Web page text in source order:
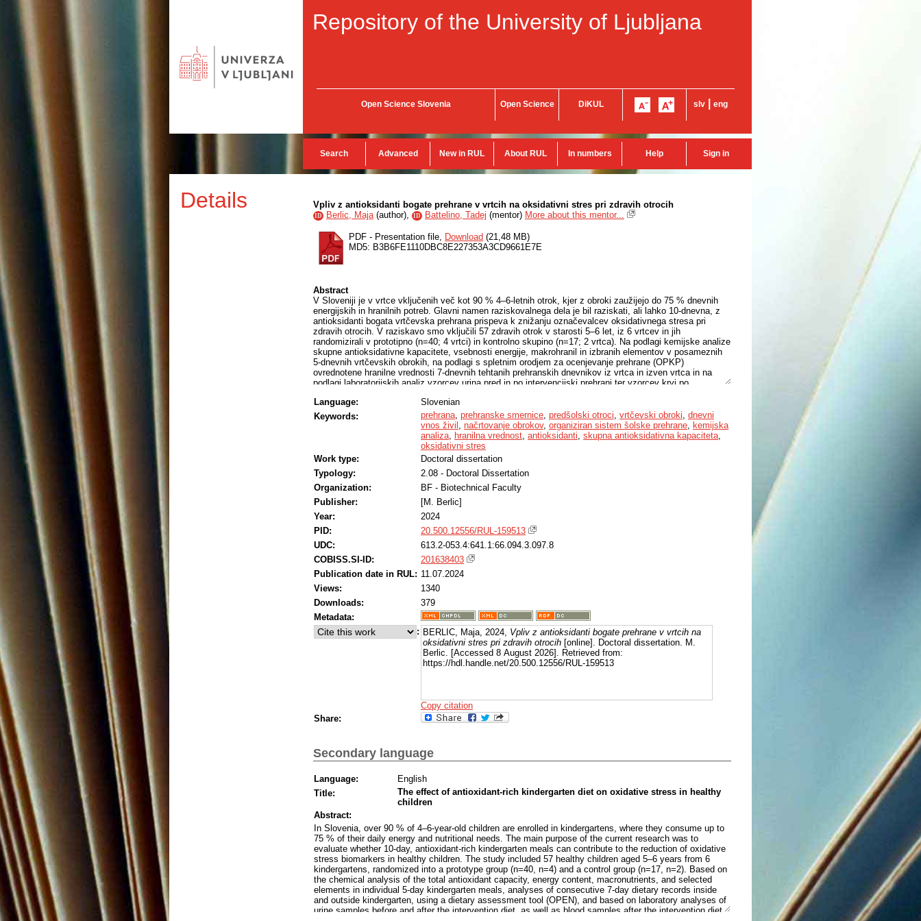
Repository of the University of Ljubljana
Open Science Slovenia Open Science DiKUL slv eng
Search Advanced New in RUL About RUL In numbers Help Sign in
Details Vpliv z antioksidanti bogate prehrane v vrtcih na oksidativni stres pri zdravih otrocih
ID Berlic, Maja(author), ID Battelino, Tadej (mentor) More about this mentor...
PDF - Presentation file, Download (21,48 MB)
MD5: B3B6FE1110DBC8E227353A3CD9661E7E
Abstract
V Sloveniji je v vrtce vključenih več kot 90 % 4–6-letnih otrok, kjer z obroki zaužijejo do 75 % dnevnih
energijskih in hranilnih potreb. Glavni namen raziskovalnega dela je bil raziskati, ali lahko 10-dnevna, z
antioksidanti bogata vrtčevska prehrana prispeva k znižanju označevalcev oksidativnega stresa pri
zdravih otrocih. V raziskavo smo vključili 57 zdravih otrok v starosti 5–6 let, iz 6 vrtcev in jih
randomizirali v prototipno (n=40; 4 vrtci) in kontrolno skupino (n=17; 2 vrtca). Na podlagi kemijske analize
skupne antioksidativne kapacitete, vsebnosti energije, makrohranil in izbranih elementov v posameznih
5-dnevnih vrtčevskih obrokih, na podlagi s spletnim orodjem za ocenjevanje prehrane (OPKP)
ovrednotene hranilne vrednosti 7-dnevnih tehtanih prehranskih dnevnikov iz vrtca in izven vrtca in na
podlagi laboratorijskih analiz vzorcev urina pred in po intervencijski prehrani ter vzorcev krvi po
obroki) s prispevkom kontrolnih vrtčevskih obrokov, na označevalce oksidativnega stresa pri
udeležencih. Rezultati raziskave so pokazali, da je dobro načrtovana in natančno izvedena vrtčevska
prehrana bogata z antioksidanti, v primerjavi s kontrolno vrtčevsko prehrano, prispevala k bolj optimalnim
dnevnim vnosom zdravih skupin živil pri udeležencih, k bolj optimalni prehranski kakovosti pripravljenih
obrokov in prispevala k visokemu skupnemu vnosu prehranskih antioksidantov pri udeležencih
raziskave. Vse to se je odrazilo v signifikantnem znižanju 8-izo-15-prostaglandina-F-2 alfa v urinu
udeležencev prototipne skupine po končani intervenciji in v signifikantno negativni korelaciji med vnosom
prehranskih antioksidantov in serumskimi označevalci oksidativnega stresa. Naše ugotovitve močno
spodbujajo ponujanje z antioksidanti bogate prehrane v vrtcu, zaradi njenega potencialnega prispevka k
varovanju zdravja.
Language:
Slovenian
Keywords:
prehrana, prehranske smernice, predšolski otroci, vrtčevski obroki, dnevni
vnos živil , načrtovanje obrokov, organiziran sistem šolske prehrane, kemijska
analiza, hranilna vrednost, antioksidanti, skupna antioksidativna kapaciteta,
oksidativni stres
Work type:
Doctoral dissertation
Typology:
2.08 - Doctoral Dissertation
Organization:
BF - Biotechnical Faculty
Publisher:
[M. Berlic]
Year:
2024
PID:
20.500.12556/RUL-159513
UDC:
613.2-053.4:641.1:66.094.3.097.8
COBISS.SI-ID:
201638403
Publication date in RUL: 11.07.2024
Views:
1340
Downloads:
379
Metadata:
: BERLIC, Maja, 2024, Vpliv z antioksidanti bogate prehrane v vrtcih na
oksidativni stres pri zdravih otrocih [online]. Doctoral dissertation. M.
Berlic. [Accessed 8 August 2026]. Retrieved from:
https://hdl.handle.net/20.500.12556/RUL-159513
Copy citation
Share:
Secondary language
Language:
English
Title:
The effect of antioxidant-rich kindergarten diet on oxidative stress in healthy
children
Abstract:
In Slovenia, over 90 % of 4–6-year-old children are enrolled in kindergartens, where they consume up to
75 % of their daily energy and nutritional needs. The main purpose of the current research was to
evaluate whether 10-day, antioxidant-rich kindergarten meals can contribute to the reduction of oxidative
stress biomarkers in healthy children. The study included 57 healthy children aged 5–6 years from 6
kindergartens, randomized into a prototype group (n=40, n=4) and a control group (n=17, n=2). Based on
the chemical analysis of the total antioxidant capacity, energy content, macronutrients, and selected
elements in individual 5-day kindergarten meals, analyses of consecutive 7-day dietary records inside
and outside kindergarten, using a dietary assessment tool (OPEN), and based on laboratory analyses of
urine samples before and after the intervention diet, as well as blood samples after the intervention diet,